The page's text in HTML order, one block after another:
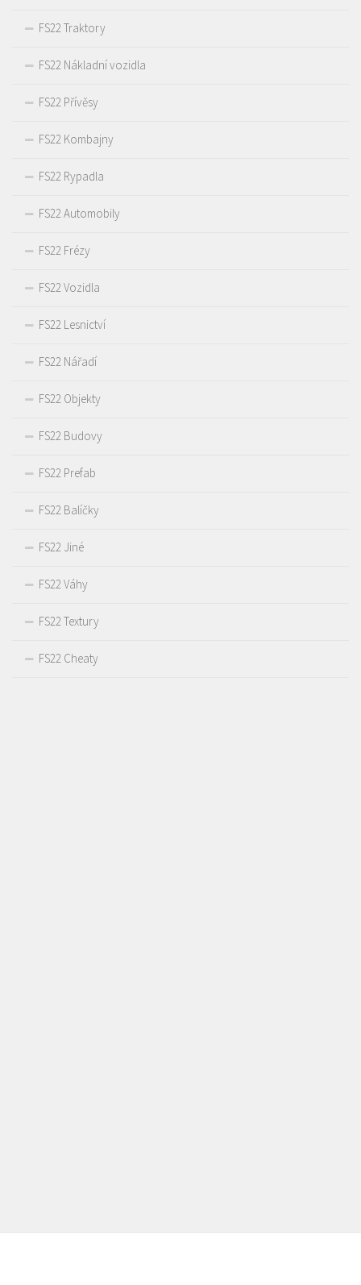
FS22 Traktory
FS22 Nákladní vozidla
FS22 Přívěsy
FS22 Kombajny
FS22 Rypadla
FS22 Automobily
FS22 Frézy
FS22 Vozidla
FS22 Lesnictví
FS22 Nářadí
FS22 Objekty
FS22 Budovy
FS22 Prefab
FS22 Balíčky
FS22 Jiné
FS22 Váhy
FS22 Textury
FS22 Cheaty